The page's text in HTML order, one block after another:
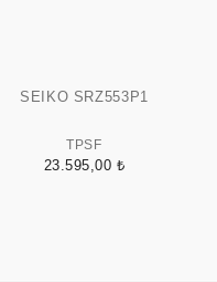
SEIKO SRZ553P1
TPSF
23.595,00 ₺